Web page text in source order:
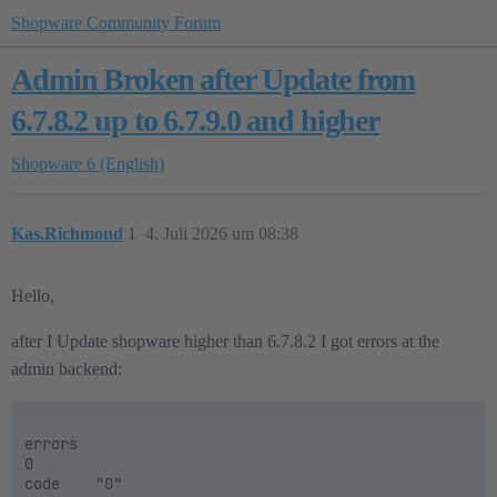
Shopware Community Forum
Admin Broken after Update from
6.7.8.2 up to 6.7.9.0 and higher
Shopware 6 (English)
Kas.Richmond 4. Juli 2026 um 08:38
1
Hello,
after I Update shopware higher than 6.7.8.2 I got errors at the
admin backend:
errors
0
code	"0"